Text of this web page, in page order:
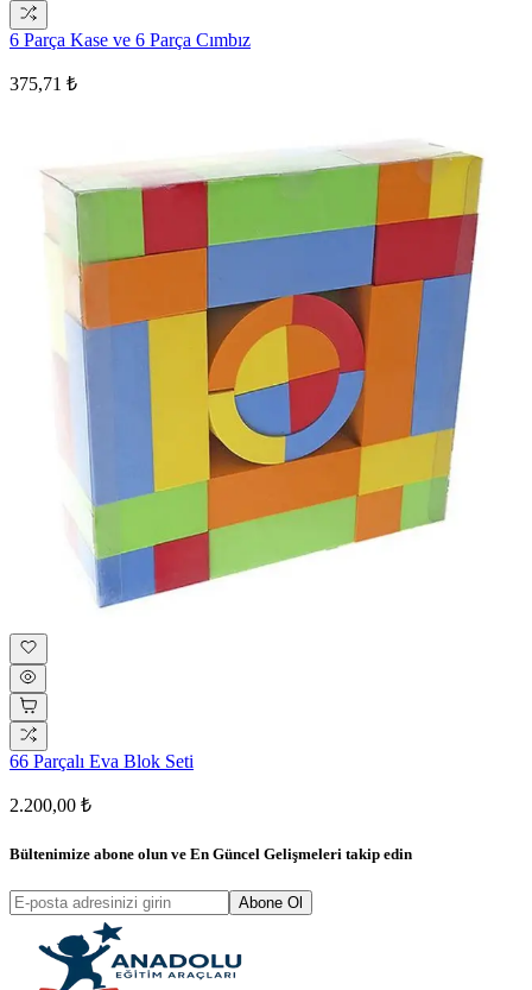
6 Parça Kase ve 6 Parça Cımbız
375,71 ₺
66 Parçalı Eva Blok Seti
2.200,00 ₺
Bültenimize abone olun ve En Güncel Gelişmeleri takip edin
Abone Ol